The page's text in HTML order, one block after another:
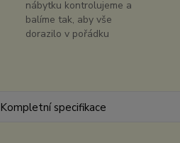
nábytku kontrolujeme a
balíme tak, aby vše
dorazilo v pořádku
Kompletní specifikace